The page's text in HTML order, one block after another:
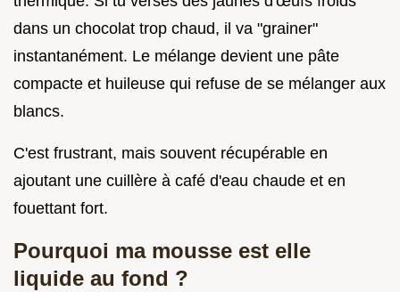
dans un chocolat trop chaud, il va "grainer"
instantanément. Le mélange devient une pâte
compacte et huileuse qui refuse de se mélanger aux
blancs.
C'est frustrant, mais souvent récupérable en
ajoutant une cuillère à café d'eau chaude et en
fouettant fort.
Pourquoi ma mousse est elle
liquide au fond ?